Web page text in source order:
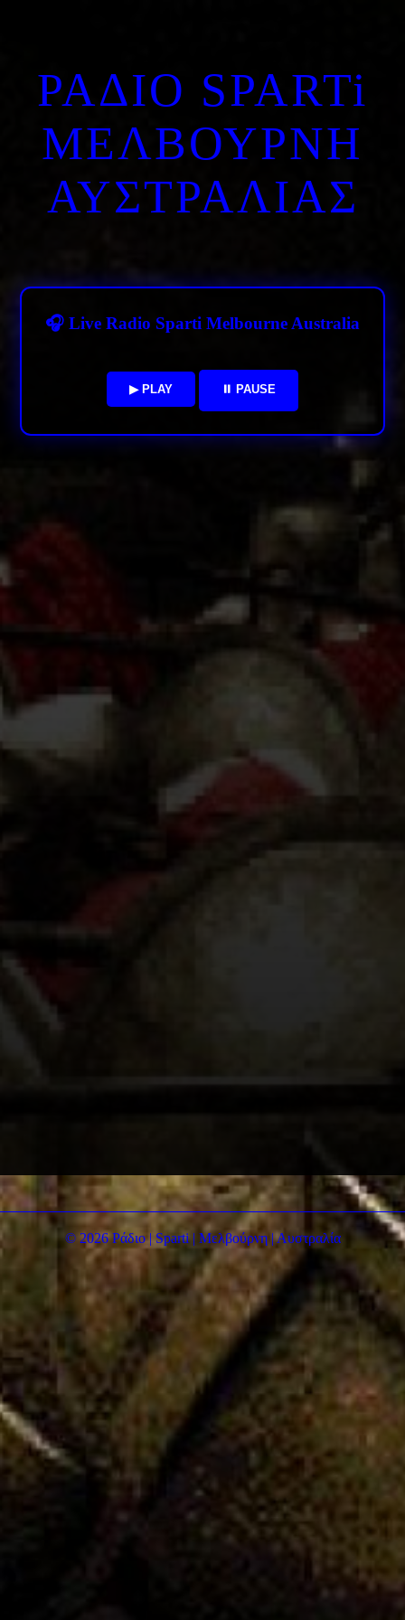
ΡΑΔΙΟ SPARTi
ΜΕΛΒΟΥΡΝΗ
ΑΥΣΤΡΑΛΙΑΣ
🎧 Live Radio Sparti Melbourne Australia
▶ PLAY ⏸ PAUSE
© 2026 Ράδιο | Sparti | Μελβούρνη | Αυστραλία